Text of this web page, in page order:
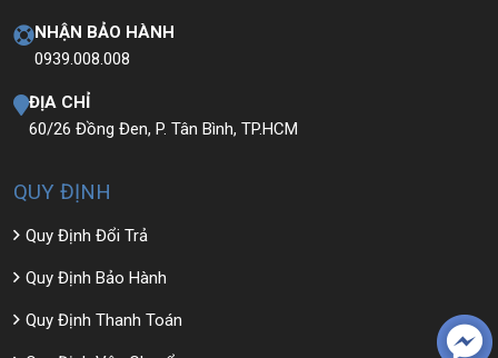
NHẬN BẢO HÀNH
0939.008.008
ĐỊA CHỈ
60/26 Đồng Đen, P. Tân Bình, TP.HCM
QUY ĐỊNH
Quy Định Đổi Trả
Quy Định Bảo Hành
Quy Định Thanh Toán